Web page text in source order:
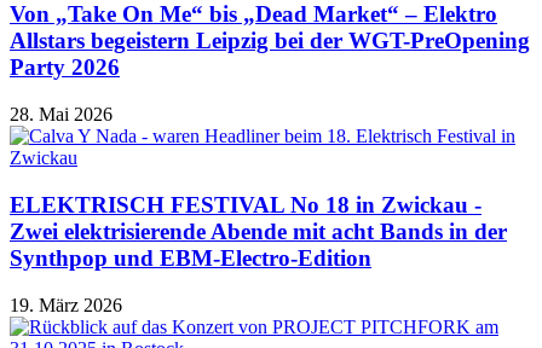
Von „Take On Me“ bis „Dead Market“ – Elektro
Allstars begeistern Leipzig bei der WGT-PreOpening
Party 2026
28. Mai 2026
ELEKTRISCH FESTIVAL No 18 in Zwickau -
Zwei elektrisierende Abende mit acht Bands in der
Synthpop und EBM-Electro-Edition
19. März 2026